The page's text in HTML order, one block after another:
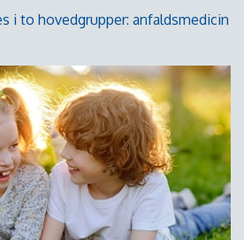
i to hovedgrupper: anfaldsmedicin